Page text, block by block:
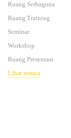
Ruang Serbaguna
Ruang Training
Seminar
Workshop
Ruang Presentasi
Lihat semua